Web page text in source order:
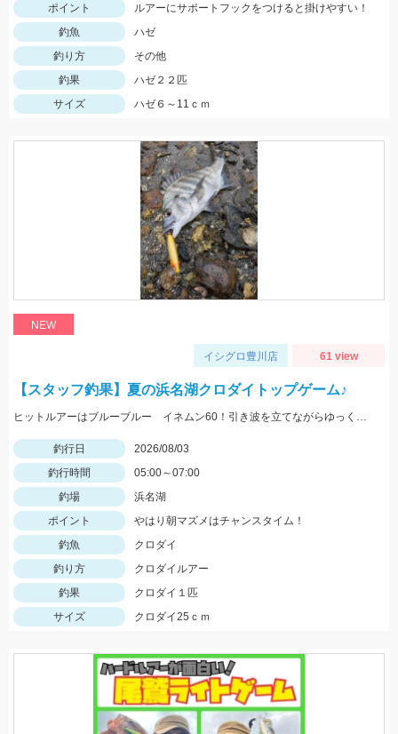
ポイント
ルアーにサポートフックをつけると掛けやすい！
釣魚
ハゼ
釣り方
その他
釣果
ハゼ２２匹
サイズ
ハゼ６～11ｃｍ
NEW
イシグロ豊川店 61 view
【スタッフ釣果】夏の浜名湖クロダイトップゲーム♪
ヒットルアーはブルーブルー イネムン60！引き波を立てながらゆっくり水面をタダ巻き。単発でしたがバシュッと気持ちよくバイトが出ました☆
釣行日
2026/08/03
釣行時間
05:00～07:00
釣場
浜名湖
ポイント
やはり朝マズメはチャンスタイム！
釣魚
クロダイ
釣り方
クロダイルアー
釣果
クロダイ１匹
サイズ
クロダイ25ｃｍ